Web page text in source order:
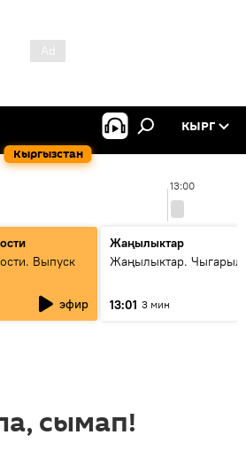
Кыргызстан
КЫРГ
13:00
Выпуск
эфир
Жаңылыктар
Жаңылыктар.
13:01 3 мин
сымап!